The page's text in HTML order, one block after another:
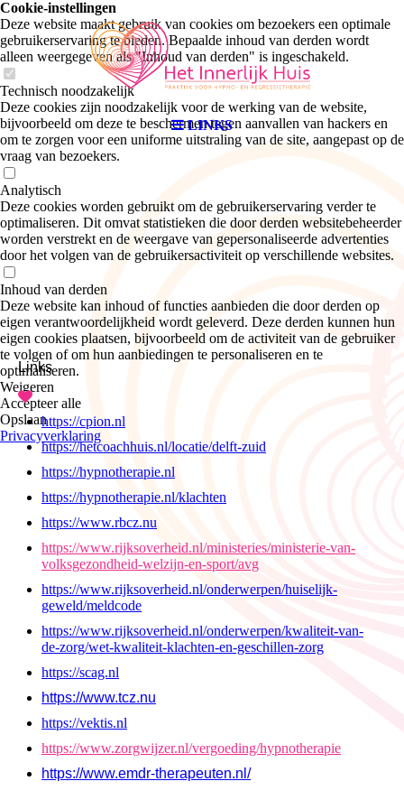
LINKS
Links
https://cpion.nl
https://hetcoachhuis.nl/locatie/delft-zuid
https://hypnotherapie.nl
https://hypnotherapie.nl/klachten
https://www.rbcz.nu
https://www.rijksoverheid.nl/ministeries/ministerie-van-
volksgezondheid-welzijn-en-sport/avg
https://www.rijksoverheid.nl/onderwerpen/huiselijk-
geweld/meldcode
https://www.rijksoverheid.nl/onderwerpen/kwaliteit-van-
de-zorg/wet-kwaliteit-klachten-en-geschillen-zorg
https://scag.nl
https://www.tcz.nu
https://vektis.nl
https://www.zorgwijzer.nl/vergoeding/hypnotherapie
https://www.emdr-therapeuten.nl/
Cookie-instellingen
Deze website maakt gebruik van cookies om bezoekers een optimale
gebruikerservaring te bieden. Bepaalde inhoud van derden wordt
alleen weergegeven als "Inhoud van derden" is ingeschakeld.
Technisch noodzakelijk
Deze cookies zijn noodzakelijk voor de werking van de website,
bijvoorbeeld om deze te beschermen tegen aanvallen van hackers en
om te zorgen voor een uniforme uitstraling van de site, aangepast op de
vraag van bezoekers.
Analytisch
Deze cookies worden gebruikt om de gebruikerservaring verder te
optimaliseren. Dit omvat statistieken die door derden websitebeheerder
worden verstrekt en de weergave van gepersonaliseerde advertenties
door het volgen van de gebruikersactiviteit op verschillende websites.
Inhoud van derden
Deze website kan inhoud of functies aanbieden die door derden op
eigen verantwoordelijkheid wordt geleverd. Deze derden kunnen hun
eigen cookies plaatsen, bijvoorbeeld om de activiteit van de gebruiker
te volgen of om hun aanbiedingen te personaliseren en te
optimaliseren.
Weigeren
Accepteer alle
Opslaan
Privacyverklaring